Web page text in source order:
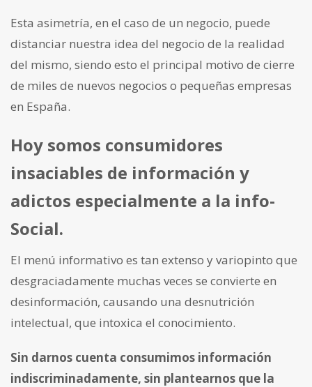
Esta asimetría, en el caso de un negocio, puede
distanciar nuestra idea del negocio de la realidad
del mismo, siendo esto el principal motivo de cierre
de miles de nuevos negocios o pequeñas empresas
en España.
Hoy somos consumidores
insaciables de información y
adictos especialmente a la info-
Social.
El menú informativo es tan extenso y variopinto que
desgraciadamente muchas veces se convierte en
desinformación, causando una desnutrición
intelectual, que intoxica el conocimiento.
Sin darnos cuenta consumimos información
indiscriminadamente, sin plantearnos que la